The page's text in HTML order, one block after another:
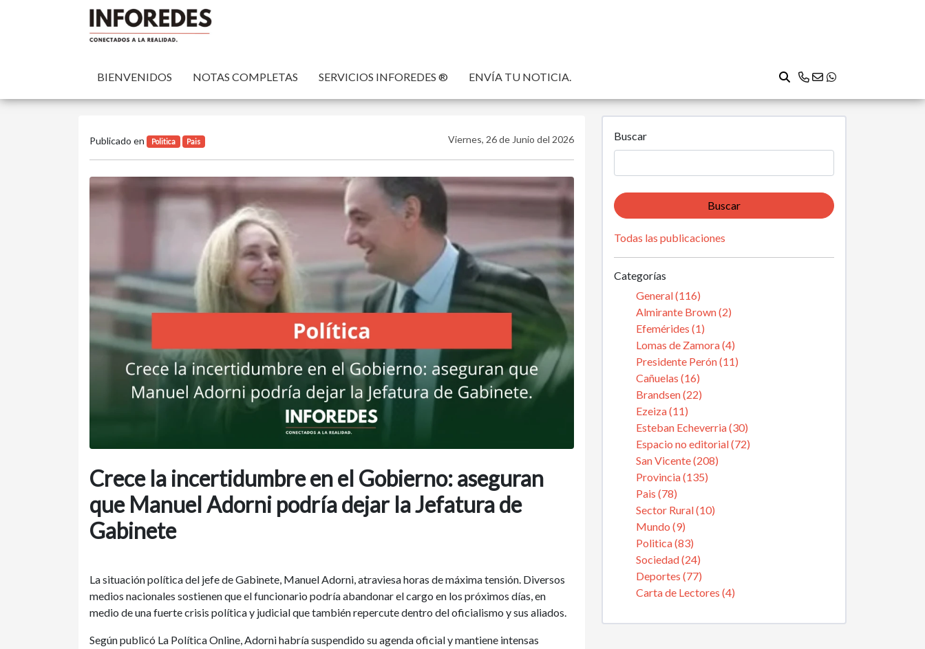
BIENVENIDOS NOTAS COMPLETAS SERVICIOS INFOREDES ® ENVÍA TU NOTICIA.
Publicado en Politica Pais Viernes, 26 de Junio del 2026
Crece la incertidumbre en el Gobierno: aseguran
que Manuel Adorni podría dejar la Jefatura de
Gabinete
La situación política del jefe de Gabinete, Manuel Adorni, atraviesa horas de máxima tensión. Diversos
medios nacionales sostienen que el funcionario podría abandonar el cargo en los próximos días, en
medio de una fuerte crisis política y judicial que también repercute dentro del oficialismo y sus aliados.
Según publicó La Política Online, Adorni habría suspendido su agenda oficial y mantiene intensas
Buscar
Buscar
Todas las publicaciones
Categorías
General (116)
Almirante Brown (2)
Efemérides (1)
Lomas de Zamora (4)
Presidente Perón (11)
Cañuelas (16)
Brandsen (22)
Ezeiza (11)
Esteban Echeverria (30)
Espacio no editorial (72)
San Vicente (208)
Provincia (135)
Pais (78)
Sector Rural (10)
Mundo (9)
Politica (83)
Sociedad (24)
Deportes (77)
Carta de Lectores (4)